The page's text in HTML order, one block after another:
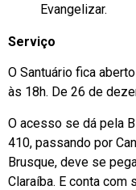
Evangelizar.
Serviço
O Santuário fica
às 18h. De 26 de
O acesso se dá pela
410, passando por
Brusque, deve se
Claraíba. E conta